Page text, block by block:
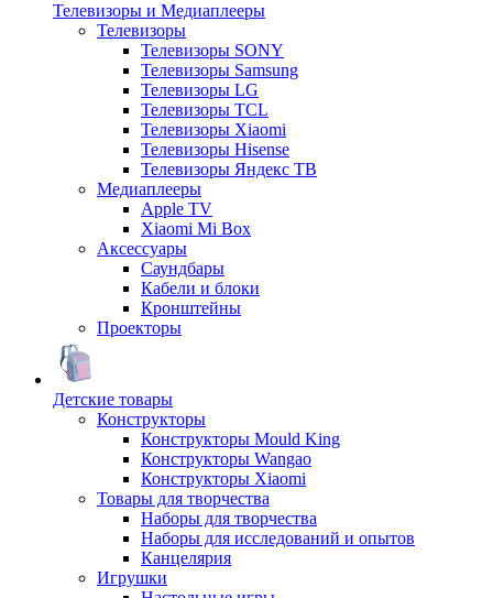
Телевизоры и Медиаплееры
Телевизоры
Телевизоры SONY
Телевизоры Samsung
Телевизоры LG
Телевизоры TCL
Телевизоры Xiaomi
Телевизоры Hisense
Телевизоры Яндекс ТВ
Медиаплееры
Apple TV
Xiaomi Mi Box
Аксессуары
Саундбары
Кабели и блоки
Кронштейны
Проекторы
Детские товары
Конструкторы
Конструкторы Mould King
Конструкторы Wangao
Конструкторы Xiaomi
Товары для творчества
Наборы для творчества
Наборы для исследований и опытов
Канцелярия
Игрушки